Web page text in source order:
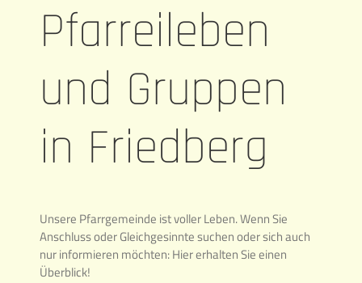
Pfarreileben
und Gruppen
in Friedberg
Unsere Pfarrgemeinde ist voller Leben. Wenn Sie
Anschluss oder Gleichgesinnte suchen oder sich auch
nur informieren möchten: Hier erhalten Sie einen
Überblick!